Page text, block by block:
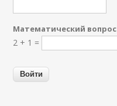
Математический вопрос
2 + 1 =